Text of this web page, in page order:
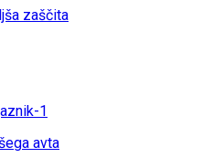
zaščita
avta